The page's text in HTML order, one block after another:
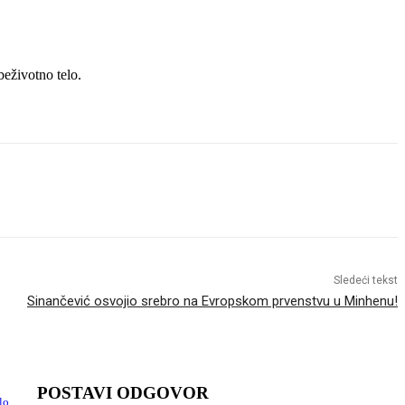
telo.
Sledeći tekst
Sinančević osvojio srebro na Evropskom prvenstvu u Minhenu!
POSTAVI ODGOVOR